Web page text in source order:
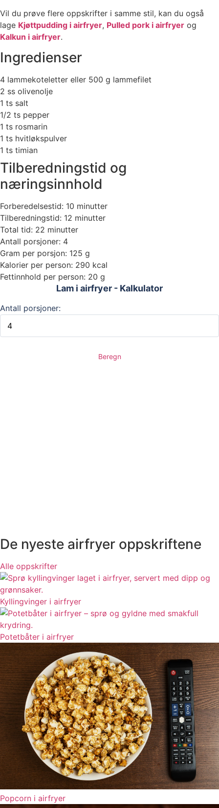
Vil du prøve flere oppskrifter i samme stil, kan du også
lage Kjøttpudding i airfryer, Pulled pork i airfryer og
Kalkun i airfryer.
Ingredienser
4 lammekoteletter eller 500 g lammefilet
2 ss olivenolje
1 ts salt
1/2 ts pepper
1 ts rosmarin
1 ts hvitløkspulver
1 ts timian
Tilberedningstid og
næringsinnhold
Forberedelsestid: 10 minutter
Tilberedningstid: 12 minutter
Total tid: 22 minutter
Antall porsjoner: 4
Gram per porsjon: 125 g
Kalorier per person: 290 kcal
Fettinnhold per person: 20 g
Lam i airfryer - Kalkulator
Antall porsjoner:
Beregn
De nyeste airfryer oppskriftene
Alle oppskrifter
Kyllingvinger i airfryer
Potetbåter i airfryer
Popcorn i airfryer